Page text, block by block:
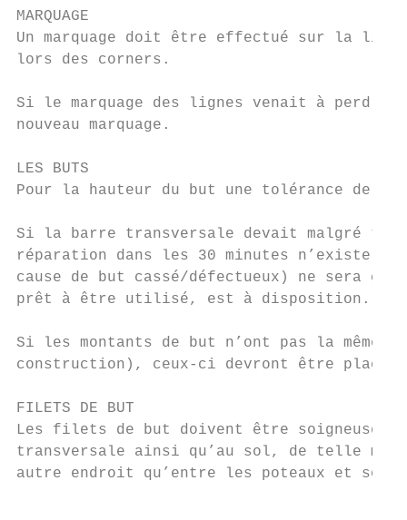
MARQUAGE
Un marquage doit être effectué sur la
lors des corners.
Si le marquage des lignes venait à
nouveau marquage.
LES BUTS
Pour la hauteur du but une tolérance de
Si la barre transversale devait malgré tout
réparation dans les 30 minutes n’existe,
cause de but cassé/défectueux) ne sera
prêt à être utilisé, est à disposition.
Si les montants de but n’ont pas la même
construction), ceux-ci devront être
FILETS DE BUT
Les filets de but doivent être
transversale ainsi qu’au sol, de telle
autre endroit qu’entre les poteaux et